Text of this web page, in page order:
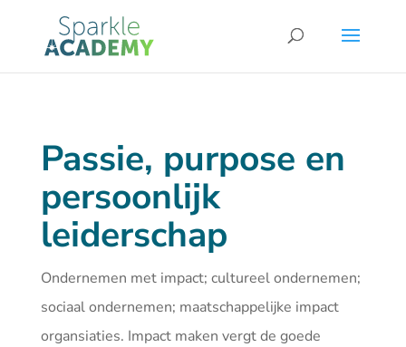
Passie, purpose en
persoonlijk
leiderschap
Ondernemen met impact; cultureel ondernemen;
sociaal ondernemen; maatschappelijke impact
organsiaties. Impact maken vergt de goede